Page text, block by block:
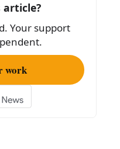
article?
Your support
work